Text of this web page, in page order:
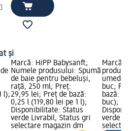
și
l);
Marcă: HiPP Babysanft;
Numele produsului: Spumă
de baie pentru bebeluși,
rață, 250 ml; Preț:
29,95 lei; Preț de bază:
0,25 l (119,80 lei pe 1 l);
Disponibilitate: Status
verde Livrabil, Status gri
selectare magazin dm
Marcă:
umede
buc;
bază:
buc);
verde